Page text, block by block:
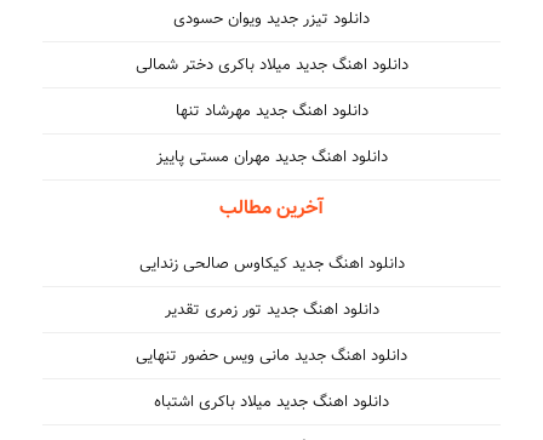
دانلود تیزر جدید ویوان حسودی
دانلود اهنگ جدید میلاد باکری دختر شمالی
دانلود اهنگ جدید مهرشاد تنها
دانلود اهنگ جدید مهران مستی پاییز
آخرین مطالب
دانلود اهنگ جدید کیکاوس صالحی زندایی
دانلود اهنگ جدید تور زمری تقدیر
دانلود اهنگ جدید مانی ویس حضور تنهایی
دانلود اهنگ جدید میلاد باکری اشتباه